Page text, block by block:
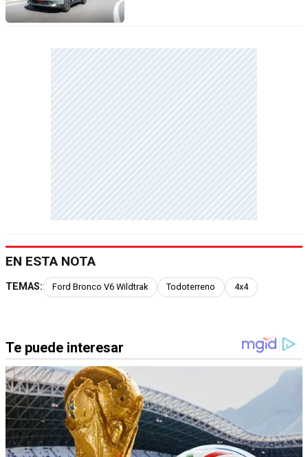
EN ESTA NOTA
TEMAS: Ford Bronco V6 Wildtrak Todoterreno 4x4